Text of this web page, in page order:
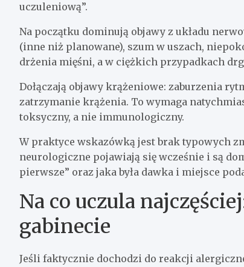
uczuleniową”.
Na początku dominują objawy z układu
(inne niż planowane), szum w uszach,
drżenia mięśni, a w ciężkich przypadkach
Dołączają objawy krążeniowe: zaburzenia
zatrzymanie krążenia. To wymaga
toksyczny, a nie immunologiczny.
W praktyce wskazówką jest brak typowych
neurologiczne pojawiają się wcześnie i są
pierwsze” oraz jaka była dawka i miejsce
Na co uczula
gabinecie
Jeśli faktycznie dochodzi do reakcji